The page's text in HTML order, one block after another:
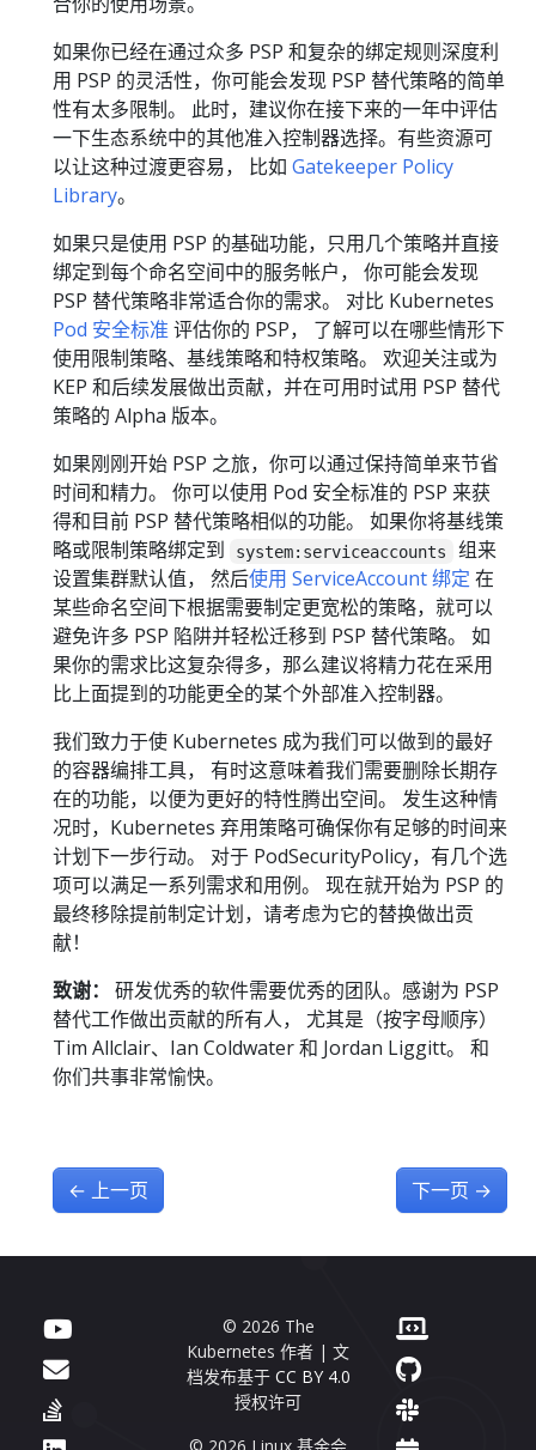
如果你已经在通过众多 PSP 和复杂的绑定规则深度利
用 PSP 的灵活性，你可能会发现 PSP 替代策略的简单
性有太多限制。 此时，建议你在接下来的一年中评估
一下生态系统中的其他准入控制器选择。有些资源可
以让这种过渡更容易， 比如 Gatekeeper Policy
Library。
如果只是使用 PSP 的基础功能，只用几个策略并直接
绑定到每个命名空间中的服务帐户， 你可能会发现
PSP 替代策略非常适合你的需求。 对比 Kubernetes
Pod 安全标准 评估你的 PSP， 了解可以在哪些情形下
使用限制策略、基线策略和特权策略。 欢迎关注或为
KEP 和后续发展做出贡献，并在可用时试用 PSP 替代
策略的 Alpha 版本。
如果刚刚开始 PSP 之旅，你可以通过保持简单来节省
时间和精力。 你可以使用 Pod 安全标准的 PSP 来获
得和目前 PSP 替代策略相似的功能。 如果你将基线策
略或限制策略绑定到
system:serviceaccounts
组来
设置集群默认值， 然后使用 ServiceAccount 绑定 在
某些命名空间下根据需要制定更宽松的策略，就可以
避免许多 PSP 陷阱并轻松迁移到 PSP 替代策略。 如
果你的需求比这复杂得多，那么建议将精力花在采用
比上面提到的功能更全的某个外部准入控制器。
我们致力于使 Kubernetes 成为我们可以做到的最好
的容器编排工具， 有时这意味着我们需要删除长期存
在的功能，以便为更好的特性腾出空间。 发生这种情
况时，Kubernetes 弃用策略可确保你有足够的时间来
计划下一步行动。 对于 PodSecurityPolicy，有几个选
项可以满足一系列需求和用例。 现在就开始为 PSP 的
最终移除提前制定计划，请考虑为它的替换做出贡
献！
致谢：
研发优秀的软件需要优秀的团队。感谢为 PSP
替代工作做出贡献的所有人， 尤其是（按字母顺序）
Tim Allclair、Ian Coldwater 和 Jordan Liggitt。 和
你们共事非常愉快。
← 上一页 下一页 →
© 2026 The
Kubernetes 作者 | 文
档发布基于 CC BY 4.0
授权许可